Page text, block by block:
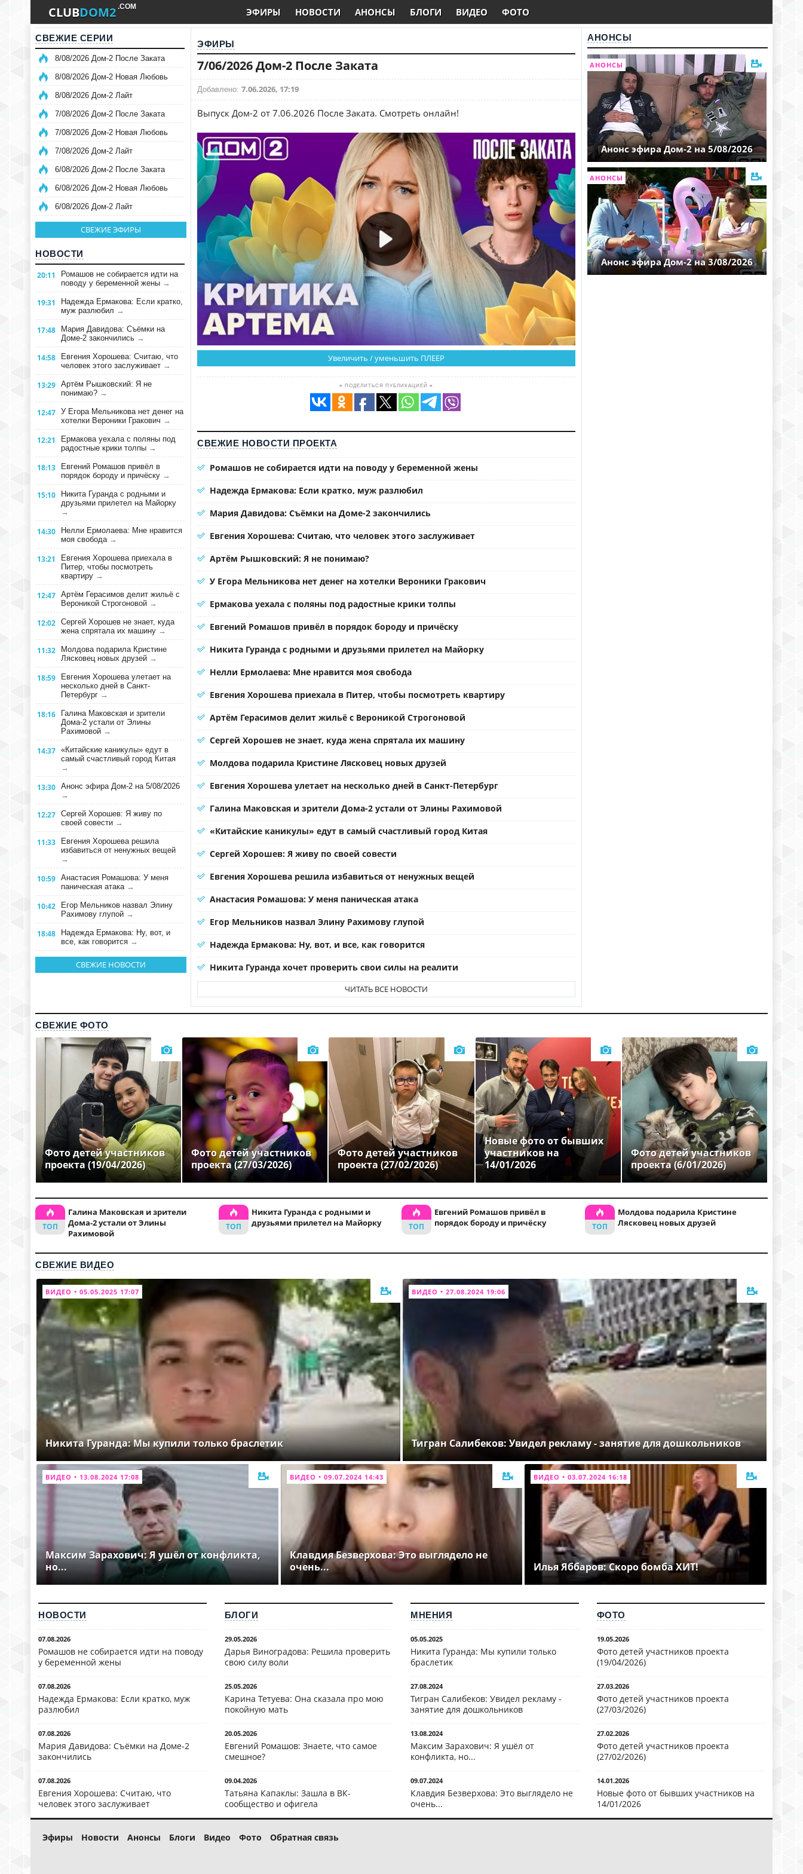
CLUBDOM2 .COM ЭФИРЫ НОВОСТИ АНОНСЫ БЛОГИ ВИДЕО ФОТО
СВЕЖИЕ СЕРИИ
8/08/2026 Дом-2 После Заката
8/08/2026 Дом-2 Новая Любовь
8/08/2026 Дом-2 Лайт
7/08/2026 Дом-2 После Заката
7/08/2026 Дом-2 Новая Любовь
7/08/2026 Дом-2 Лайт
6/08/2026 Дом-2 После Заката
6/08/2026 Дом-2 Новая Любовь
6/08/2026 Дом-2 Лайт
СВЕЖИЕ ЭФИРЫ
НОВОСТИ
20:11
Ромашов не собирается идти на
поводу у беременной жены →
19:31
Надежда Ермакова: Если кратко,
муж разлюбил →
17:48
Мария Давидова: Съёмки на
Доме-2 закончились →
14:58
Евгения Хорошева: Считаю, что
человек этого заслуживает →
13:29 Артём Рышковский: Я не
понимаю? →
12:47 У Егора Мельникова нет денег на
хотелки Вероники Гракович →
12:21
Ермакова уехала с поляны под
радостные крики толпы →
18:13
Евгений Ромашов привёл в
порядок бороду и причёску →
15:10
Никита Гуранда с родными и
друзьями прилетел на Майорку
→
14:30
Нелли Ермолаева: Мне нравится
моя свобода →
13:21
Евгения Хорошева приехала в
Питер, чтобы посмотреть
квартиру →
12:47 Артём Герасимов делит жильё с
Вероникой Строгоновой →
12:02 Сергей Хорошев не знает, куда
жена спрятала их машину →
11:32
Молдова подарила Кристине
Лясковец новых друзей →
18:59
Евгения Хорошева улетает на
несколько дней в Санкт-
Петербург →
18:16
Галина Маковская и зрители
Дома-2 устали от Элины
Рахимовой →
14:37 «Китайские каникулы» едут в
самый счастливый город Китая
→
13:30 Анонс эфира Дом-2 на 5/08/2026
→
12:27 Сергей Хорошев: Я живу по
своей совести →
11:33
Евгения Хорошева решила
избавиться от ненужных вещей
→
10:59 Анастасия Ромашова: У меня
паническая атака →
10:42
Егор Мельников назвал Элину
Рахимову глупой →
18:48
Надежда Ермакова: Ну, вот, и
все, как говорится →
СВЕЖИЕ НОВОСТИ
ЭФИРЫ
7/06/2026 Дом-2 После Заката
Добавлено: 7.06.2026, 17:19
Выпуск Дом-2 от 7.06.2026 После Заката. Смотреть онлайн!
Увеличить / уменьшить ПЛЕЕР
≡ ПОДЕЛИТЬСЯ ПУБЛИКАЦИЕЙ ≡
СВЕЖИЕ НОВОСТИ ПРОЕКТА
Ромашов не собирается идти на поводу у беременной жены
Надежда Ермакова: Если кратко, муж разлюбил
Мария Давидова: Съёмки на Доме-2 закончились
Евгения Хорошева: Считаю, что человек этого заслуживает
Артём Рышковский: Я не понимаю?
У Егора Мельникова нет денег на хотелки Вероники Гракович
Ермакова уехала с поляны под радостные крики толпы
Евгений Ромашов привёл в порядок бороду и причёску
Никита Гуранда с родными и друзьями прилетел на Майорку
Нелли Ермолаева: Мне нравится моя свобода
Евгения Хорошева приехала в Питер, чтобы посмотреть квартиру
Артём Герасимов делит жильё с Вероникой Строгоновой
Сергей Хорошев не знает, куда жена спрятала их машину
Молдова подарила Кристине Лясковец новых друзей
Евгения Хорошева улетает на несколько дней в Санкт-Петербург
Галина Маковская и зрители Дома-2 устали от Элины Рахимовой
«Китайские каникулы» едут в самый счастливый город Китая
Сергей Хорошев: Я живу по своей совести
Евгения Хорошева решила избавиться от ненужных вещей
Анастасия Ромашова: У меня паническая атака
Егор Мельников назвал Элину Рахимову глупой
Надежда Ермакова: Ну, вот, и все, как говорится
Никита Гуранда хочет проверить свои силы на реалити
ЧИТАТЬ ВСЕ НОВОСТИ
АНОНСЫ
АНОНСЫ
Анонс эфира Дом-2 на 5/08/2026
АНОНСЫ
Анонс эфира Дом-2 на 3/08/2026
СВЕЖИЕ ФОТО
Фото детей участников
проекта (19/04/2026)
Фото детей участников
проекта (27/03/2026)
Фото детей участников
проекта (27/02/2026)
Новые фото от бывших
участников на
14/01/2026
Фото детей участников
проекта (6/01/2026)
Галина Маковская и зрители
Дома-2 устали от Элины
Рахимовой
Никита Гуранда с родными и
друзьями прилетел на Майорку
Евгений Ромашов привёл в
порядок бороду и причёску
Молдова подарила Кристине
Лясковец новых друзей
СВЕЖИЕ ВИДЕО
ВИДЕО • 05.05.2025 17:07
Никита Гуранда: Мы купили только браслетик
ВИДЕО • 27.08.2024 19:06
Тигран Салибеков: Увидел рекламу - занятие для дошкольников
ВИДЕО • 13.08.2024 17:08
Максим Зарахович: Я ушёл от конфликта,
но...
ВИДЕО • 09.07.2024 14:43
Клавдия Безверхова: Это выглядело не
очень...
ВИДЕО • 03.07.2024 16:18
Илья Яббаров: Скоро бомба ХИТ!
НОВОСТИ
07.08.2026
Ромашов не собирается идти на поводу
у беременной жены
07.08.2026
Надежда Ермакова: Если кратко, муж
разлюбил
07.08.2026
Мария Давидова: Съёмки на Доме-2
закончились
07.08.2026
Евгения Хорошева: Считаю, что
человек этого заслуживает
БЛОГИ
29.05.2026
Дарья Виноградова: Решила проверить
свою силу воли
25.05.2026
Карина Тетуева: Она сказала про мою
покойную мать
20.05.2026
Евгений Ромашов: Знаете, что самое
смешное?
09.04.2026
Татьяна Капаклы: Зашла в ВК-
сообщество и офигела
МНЕНИЯ
05.05.2025
Никита Гуранда: Мы купили только
браслетик
27.08.2024
Тигран Салибеков: Увидел рекламу -
занятие для дошкольников
13.08.2024
Максим Зарахович: Я ушёл от
конфликта, но...
09.07.2024
Клавдия Безверхова: Это выглядело не
очень...
ФОТО
19.05.2026
Фото детей участников проекта
(19/04/2026)
27.03.2026
Фото детей участников проекта
(27/03/2026)
27.02.2026
Фото детей участников проекта
(27/02/2026)
14.01.2026
Новые фото от бывших участников на
14/01/2026
Эфиры Новости Анонсы Блоги Видео Фото Обратная связь